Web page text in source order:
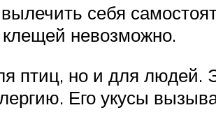
себя
клещей невозможно.
птиц, но и для
Его укусы